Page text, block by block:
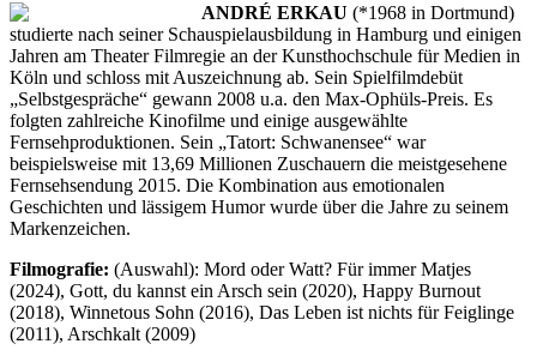
ANDRÉ ERKAU (*1968 in Dortmund)
studierte nach seiner Schauspielausbildung in Hamburg und einigen
Jahren am Theater Filmregie an der Kunsthochschule für Medien in
Köln und schloss mit Auszeichnung ab. Sein Spielfilmdebüt
„Selbstgespräche“ gewann 2008 u.a. den Max-Ophüls-Preis. Es
folgten zahlreiche Kinofilme und einige ausgewählte
Fernsehproduktionen. Sein „Tatort: Schwanensee“ war
beispielsweise mit 13,69 Millionen Zuschauern die meistgesehene
Fernsehsendung 2015. Die Kombination aus emotionalen
Geschichten und lässigem Humor wurde über die Jahre zu seinem
Markenzeichen.
Filmografie: (Auswahl): Mord oder Watt? Für immer Matjes
(2024), Gott, du kannst ein Arsch sein (2020), Happy Burnout
(2018), Winnetous Sohn (2016), Das Leben ist nichts für Feiglinge
(2011), Arschkalt (2009)